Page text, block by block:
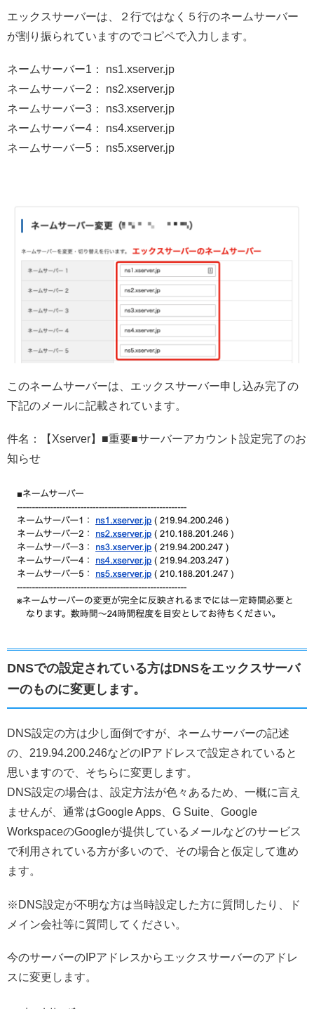
エックスサーバーは、２行ではなく５行のネームサーバー
が割り振られていますのでコピペで入力します。
ネームサーバー1： ns1.xserver.jp
ネームサーバー2： ns2.xserver.jp
ネームサーバー3： ns3.xserver.jp
ネームサーバー4： ns4.xserver.jp
ネームサーバー5： ns5.xserver.jp
このネームサーバーは、エックスサーバー申し込み完了の
下記のメールに記載されています。
件名：【Xserver】■重要■サーバーアカウント設定完了のお
知らせ
DNSでの設定されている方はDNSをエックスサーバ
ーのものに変更します。
DNS設定の方は少し面倒ですが、ネームサーバーの記述
の、219.94.200.246などのIPアドレスで設定されていると
思いますので、そちらに変更します。
DNS設定の場合は、設定方法が色々あるため、一概に言え
ませんが、通常はGoogle Apps、G Suite、Google
WorkspaceのGoogleが提供しているメールなどのサービス
で利用されている方が多いので、その場合と仮定して進め
ます。
※DNS設定が不明な方は当時設定した方に質問したり、ド
メイン会社等に質問してください。
今のサーバーのIPアドレスからエックスサーバーのアドレ
スに変更します。